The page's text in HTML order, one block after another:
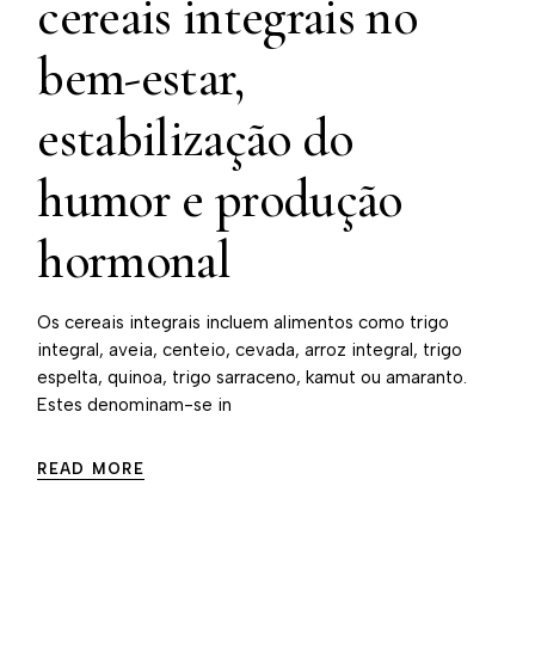
cereais integrais no
bem-estar,
estabilização do
humor e produção
hormonal
Os cereais integrais incluem alimentos como trigo
integral, aveia, centeio, cevada, arroz integral, trigo
espelta, quinoa, trigo sarraceno, kamut ou amaranto.
Estes denominam-se in
READ MORE